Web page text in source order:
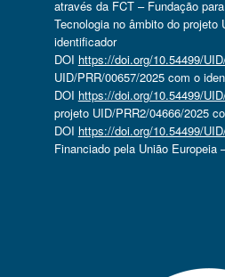
através da FCT – Fundação
Tecnologia no âmbito do projeto
identificador
DOI https://doi.org/10.54499/
UID/PRR/00657/2025 com o
DOI https://doi.org/10.54499/
projeto UID/PRR2/04666/2025
DOI https://doi.org/10.54499/
Financiado pela União Europeia